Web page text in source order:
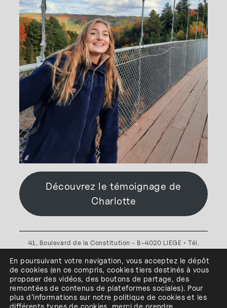
Découvrez le témoignage de
Charlotte
41, Boulevard de la Constitution - B-4020 LIEGE • Tél.
Plan d'accès•Politique de confidentialité•Politique de
cookies•Conditions générales
l'ESA Saint-Luc Liège est membre du
En poursuivant votre navigation, vous acceptez le dépôt
de cookies (en ce compris, cookiestiers destinés à vous
proposer des vidéos, des boutons de partage, des
remontées de contenus de plateformes sociales). Pour
plus d’informations sur notre politique de cookies et les
différents types de cookies, merci de prendre